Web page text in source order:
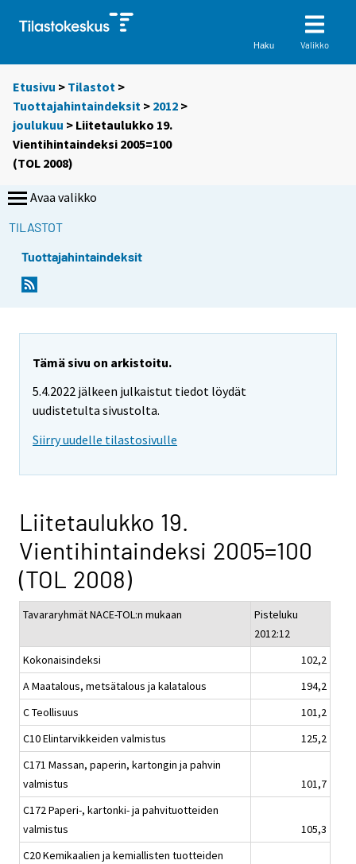
Haku Valikko
Etusivu > Tilastot >
Tuottajahintaindeksit > 2012 >
joulukuu > Liitetaulukko 19.
Vientihintaindeksi 2005=100
(TOL 2008)
Avaa valikko
TILASTOT
Tuottajahintaindeksit
Tämä sivu on arkistoitu.
5.4.2022 jälkeen julkaistut tiedot löydät
uudistetulta sivustolta.
Siirry uudelle tilastosivulle
Liitetaulukko 19.
Vientihintaindeksi 2005=100
(TOL 2008)
Tavararyhmät NACE-TOL:n mukaan
Pisteluku
2012:12
Kokonaisindeksi
102,2
A Maatalous, metsätalous ja kalatalous
194,2
C Teollisuus
101,2
C10 Elintarvikkeiden valmistus
125,2
C171 Massan, paperin, kartongin ja pahvin
valmistus
101,7
C172 Paperi-, kartonki- ja pahvituotteiden
valmistus
105,3
C20 Kemikaalien ja kemiallisten tuotteiden